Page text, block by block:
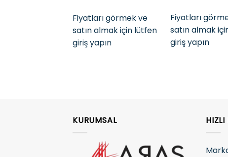
Fiyatları görmek ve
satın almak için lütfen
giriş yapın
Fiyatları
satın almak
giriş yapın
KURUMSAL HIZLI